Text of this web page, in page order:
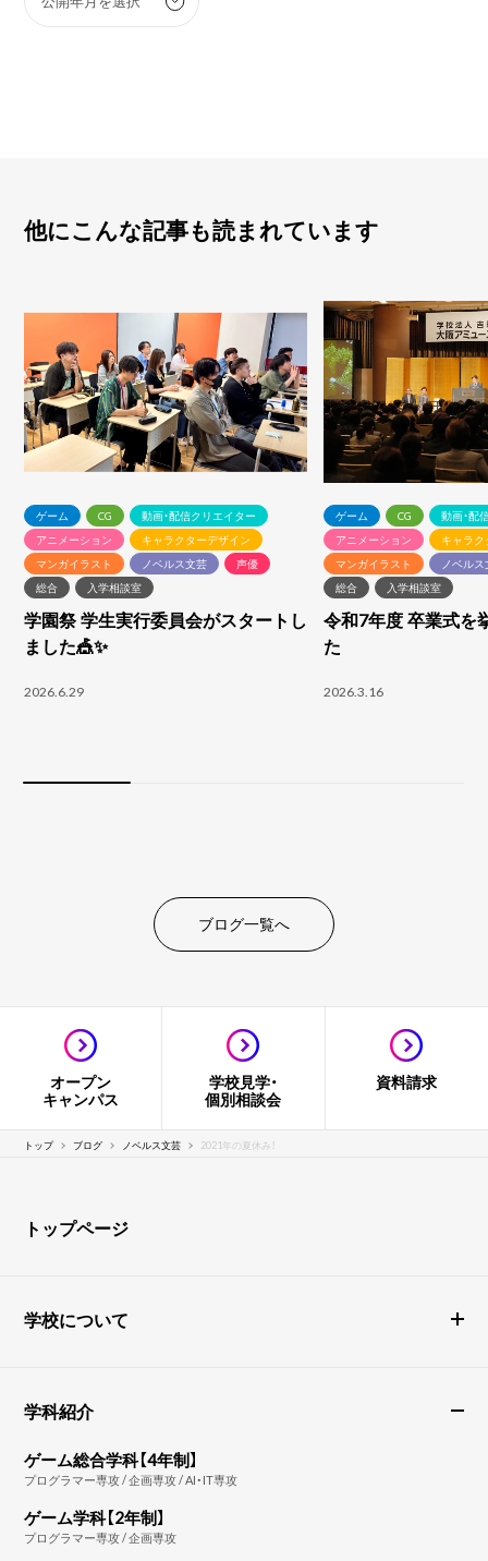
他にこんな記事も読まれています
ゲーム CG
動画・配信クリエイター
アニメーション
キャラクターデザイン
マンガイラスト
ノベルス文芸
声優
総合
入学相談室
学園祭 学生実行委員会がスタートし
ました🎪✨
2026.6.29
ゲーム CG
動画・配
アニメーション
キャラ
マンガイラスト
ノベル
総合
入学相談室
令和7年度 卒業式を
た
2026.3.16
ブログ一覧へ
オープン
キャンパス
学校見学・
個別相談会
資料請求
トップ ブログ ノベルス文芸 2021年の夏休み！
トップページ
学校について
学科紹介
ゲーム総合学科【4年制】
プログラマー専攻 / 企画専攻 / AI・IT専攻
ゲーム学科【2年制】
プログラマー専攻 / 企画専攻